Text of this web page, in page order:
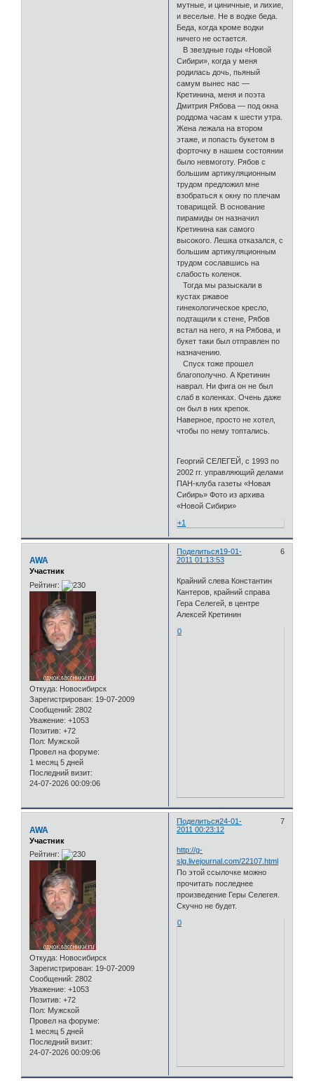
мутные, и циничные, и лихие,
и веселые. Не в водке беда.
Беда, когда кроме водки
ничего не остается.
В звездные годы «Новой
Сибири», когда у меня
родилась дочь, пьяный
самум вынес нас —
Кретинина, меня и поэта
Дмитрия Рябова — под окна
роддома часам к шести утра.
Жена лежала на втором
этаже, и попасть букетом в
форточку в нашем состоянии
было невмоготу. Рябов с
большим артикуляционным
трудом предложил мне
взобраться к окну по плечам
товарищей. В основание
пирамиды он назначил
Кретинина как самого
высокого. Лешка отказался, с
большим артикуляционным
трудом сославшись на
слабость коленок.
Тогда мы разыскали в
кустах ржавое
гинекологическое кресло,
подтащили к стене, Рябов
встал на него, я на Рябова, и
букет таки был отправлен по
назначению.
Спуск тоже прошел
благополучно. А Кретинин
наврал. Ни фига он не был
слаб в коленках. Очень даже
он был в них крепок.
Наверное, просто не хотел,
чтобы по нему топтались.
Георгий СЕЛЕГЕЙ, с 1993 по
2002 гг. управляющий делами
ПАН-клуба газеты «Новая
Сибирь» Фото из архива
«Новой Сибири»
+1
Поделиться 6
19-01-
2011 01:13:53
AWA
Участник
Рейтинг:
Откуда: Новосибирск
Зарегистрирован: 19-07-2009
Сообщений: 2802
Уважение: +1053
Позитив: +72
Пол: Мужской
Провел на форуме:
1 месяц 5 дней
Последний визит:
24-07-2026 00:09:06
Крайний слева Константин
Кантеров, крайний справа
Гера Селегей, в центре
Алексей Кретинин
0
Поделиться 7
24-01-
2011 00:23:12
AWA
Участник
Рейтинг:
Откуда: Новосибирск
Зарегистрирован: 19-07-2009
Сообщений: 2802
Уважение: +1053
Позитив: +72
Пол: Мужской
Провел на форуме:
1 месяц 5 дней
Последний визит:
24-07-2026 00:09:06
http://g-
slg.livejournal.com/22107.html
По этой ссылочке можно
прочитать последнее
произведение Геры Селегея.
Скучно не будет.
0